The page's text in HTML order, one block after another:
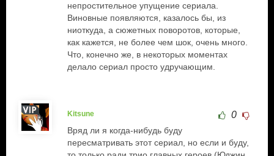
непростительное упущение сериала.
Виновные появляются, казалось бы, из
ниоткуда, а сюжетных поворотов, которые,
как кажется, не более чем шок, очень много.
Что, конечно же, в некоторых моментах
делало сериал просто удручающим.
Kitsune 0
Вряд ли я когда-нибудь буду
пересматривать этот сериал, но если и буду,